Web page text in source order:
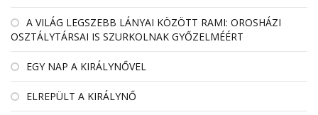
A VILÁG LEGSZEBB LÁNYAI KÖZÖTT RAMI: OROSHÁZI
OSZTÁLYTÁRSAI IS SZURKOLNAK GYŐZELMÉÉRT
EGY NAP A KIRÁLYNŐVEL
ELREPÜLT A KIRÁLYNŐ